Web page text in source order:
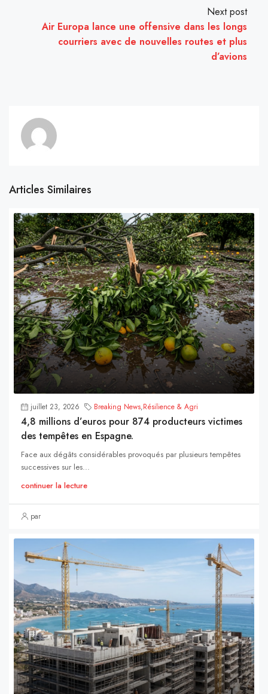
Next post
Air Europa lance une offensive dans les longs
courriers avec de nouvelles routes et plus
d’avions
Articles Similaires
juillet 23, 2026 Breaking News,Résilience & Agri
4,8 millions d’euros pour 874 producteurs victimes
des tempêtes en Espagne.
Face aux dégâts considérables provoqués par plusieurs tempêtes
successives sur les...
continuer la lecture
par